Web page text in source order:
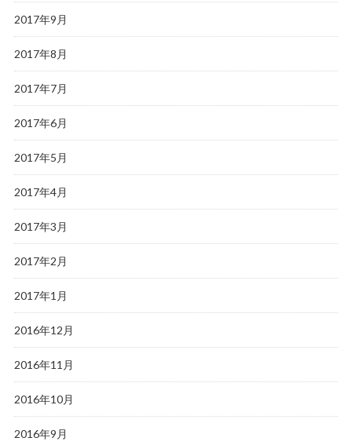
2017年9月
2017年8月
2017年7月
2017年6月
2017年5月
2017年4月
2017年3月
2017年2月
2017年1月
2016年12月
2016年11月
2016年10月
2016年9月